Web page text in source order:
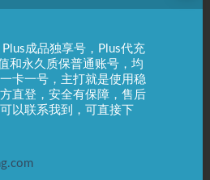
成品独享号，Plus代充
和永久质保普通账号，均
卡一号，主打就是使用稳
直登，安全有保障，售后
以联系我到，可直接下